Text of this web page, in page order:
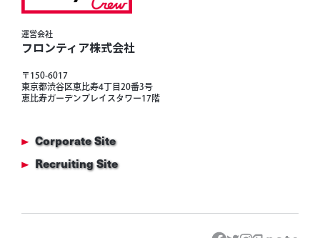
運営会社
フロンティア株式会社
〒150-6017
東京都渋谷区恵比寿4丁目20番3号
恵比寿ガーデンプレイスタワー17階
Corporate Site
Recruiting Site